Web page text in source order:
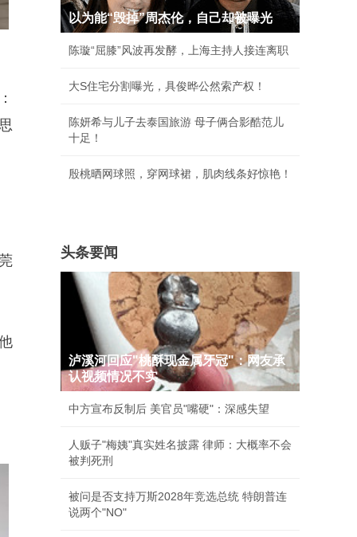
以为能“毁掉”周杰伦，自己却被曝光
陈璇“屈膝”风波再发酵，上海主持人接连离职
大S住宅分割曝光，具俊晔公然索产权！
陈妍希与儿子去泰国旅游 母子俩合影酷范儿
十足！
殷桃晒网球照，穿网球裙，肌肉线条好惊艳！
头条要闻
泸溪河回应"桃酥现金属牙冠"：网友承
认视频情况不实
中方宣布反制后 美官员"嘴硬"：深感失望
人贩子"梅姨"真实姓名披露 律师：大概率不会
被判死刑
被问是否支持万斯2028年竞选总统 特朗普连
说两个"NO"